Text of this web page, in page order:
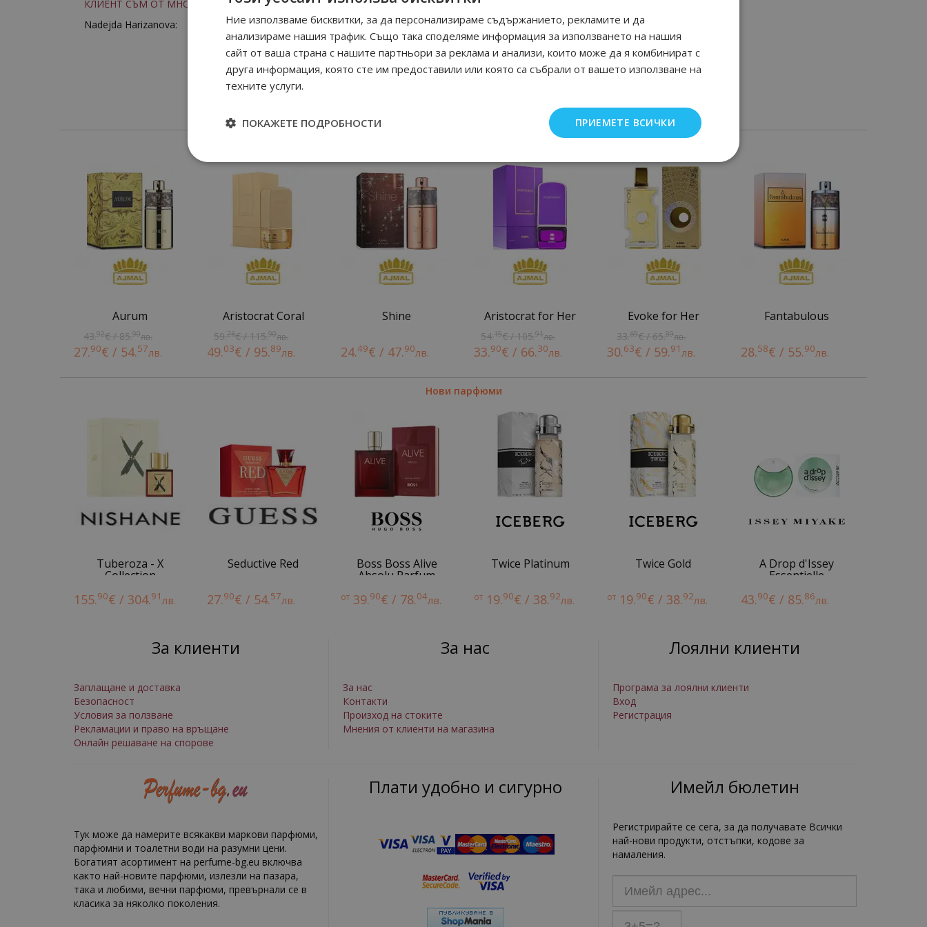
КЛИЕНТ СЪМ ОТ МНОГО ГОДИНИ
Nadejda Harizanova:
Aurum
43.92€ / 85.90лв.
27.90€ / 54.57лв.
Aristocrat Coral
59.26€ / 115.90лв.
49.03€ / 95.89лв.
Shine
24.49€ / 47.90лв.
Aristocrat for Her
54.15€ / 105.91лв.
33.90€ / 66.30лв.
Evoke for Her
33.69€ / 65.89лв.
30.63€ / 59.91лв.
Fantabulous
28.58€ / 55.90лв.
Нови парфюми
Tuberoza - X
Collection
155.90€ / 304.91лв.
Seductive Red
27.90€ / 54.57лв.
Boss Boss Alive
Absolu Parfum
от 39.90€ / 78.04лв.
Twice Platinum
от 19.90€ / 38.92лв.
Twice Gold
от 19.90€ / 38.92лв.
A Drop d'Issey
Essentielle
43.90€ / 85.86лв.
За клиенти
Заплащане и доставка
Безопасност
Условия за ползване
Рекламации и право на връщане
Онлайн решаване на спорове
За нас
За нас
Контакти
Произход на стоките
Мнения от клиенти на магазина
Лоялни клиенти
Програма за лоялни клиенти
Вход
Регистрация
Тук може да намерите всякакви маркови парфюми,
парфюмни и тоалетни води на разумни цени.
Богатият асортимент на perfume-bg.eu включва
както най-новите парфюми, излезли на пазара,
така и любими, вечни парфюми, превърнали се в
класика за няколко поколения.
Плати удобно и сигурно Имейл бюлетин
Регистрирайте се сега, за да получавате Всички
най-нови продукти, отстъпки, кодове за
намаления.
Ние използваме бисквитки, за да персонализираме съдържанието, рекламите и да
анализираме нашия трафик. Също така споделяме информация за използването на нашия
сайт от ваша страна с нашите партньори за реклама и анализи, които може да я комбинират с
друга информация, която сте им предоставили или която са събрали от вашето използване на
техните услуги.
ПРИЕМЕТЕ ВСИЧКИ
ПОКАЖЕТЕ ПОДРОБНОСТИ